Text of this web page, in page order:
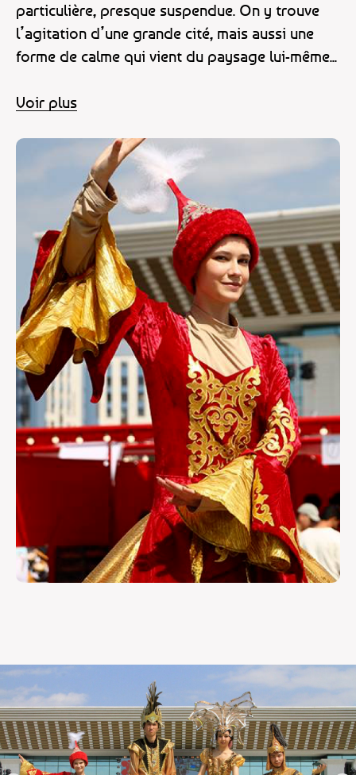
particulière, presque suspendue. On y trouve
l’agitation d’une grande cité, mais aussi une
forme de calme qui vient du paysage lui-même...
Voir plus